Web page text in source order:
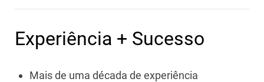
Experiência + Sucesso
Mais de uma década de experiência